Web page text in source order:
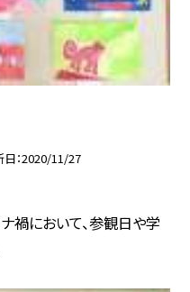
日 2020/11/27
禍において、参観日や学